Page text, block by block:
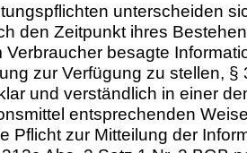
unterscheiden
den Zeitpunkt ihres
Verbraucher besagte
zur Verfügung zu stellen, §
und verständlich in einer
entsprechenden
Pflicht zur Mitteilung der